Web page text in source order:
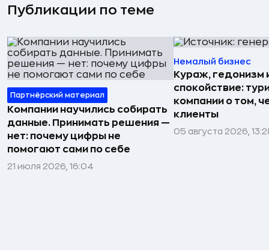
Публикации по теме
Партнёрский материал
Компании научились собирать
данные. Принимать решения —
нет: почему цифры не
помогают сами по себе
21 июля 2026, 16:04
Немалый бизнес
Кураж, гедонизм
спокойствие:
компании о том,
клиенты
05 августа 2026,